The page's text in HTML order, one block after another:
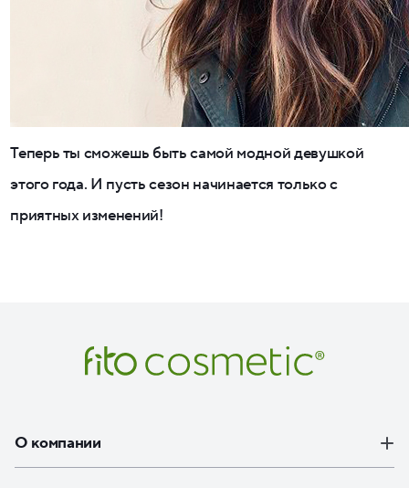
Теперь ты сможешь быть самой модной девушкой
этого года. И пусть сезон начинается только с
приятных изменений!
О компании